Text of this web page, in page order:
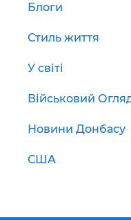
Блоги
Стиль життя
У світі
Військовий
Новини Донбасу
США